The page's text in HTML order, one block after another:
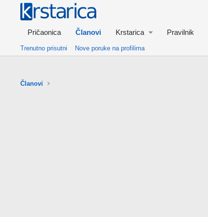
Pričaonica Članovi Krstarica Pravilnik
Trenutno prisutni Nove poruke na profilima
Članovi